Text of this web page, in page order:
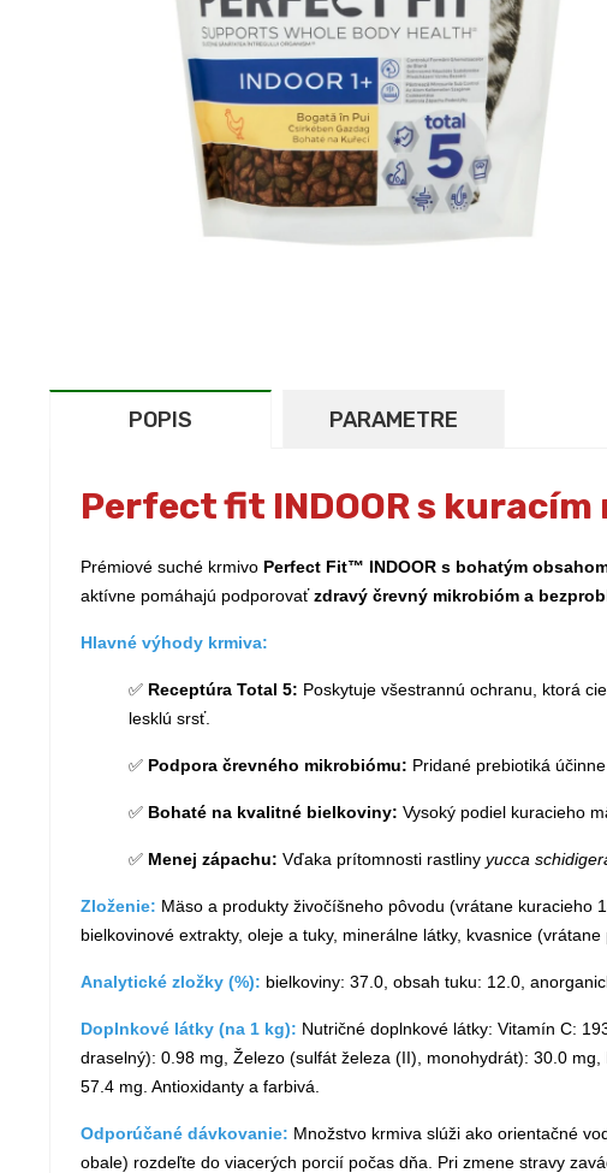
POPIS PARAMETRE
Perfect fit INDOOR s kuracím
Prémiové suché krmivo Perfect Fit™ INDOOR s bohatým
aktívne pomáhajú podporovaťzdravý črevný mikrobióm a
Hlavné výhody krmiva:
✅ Receptúra Total 5: Poskytuje všestrannú ochranu, ktorá
lesklú srsť.
✅ Podpora črevného mikrobiómu: Pridané prebiotiká
✅ Bohaté na kvalitné bielkoviny: Vysoký podiel kuracieho
✅ Menej zápachu: Vďaka prítomnosti rastliny yucca
Zloženie: Mäso a produkty živočíšneho pôvodu (vrátane kuracieho
bielkovinové extrakty, oleje a tuky, minerálne látky, kvasnice
Analytické zložky (%): bielkoviny: 37.0, obsah tuku: 12.0,
Doplnkové látky (na 1 kg): Nutričné doplnkové látky: Vitamín C:
draselný): 0.98 mg, Železo (sulfát železa (II), monohydrát): 30.0
57.4 mg. Antioxidanty a farbivá.
Odporúčané dávkovanie: Množstvo krmiva slúži ako orientačné
obale) rozdeľte do viacerých porcií počas dňa. Pri zmene stravy